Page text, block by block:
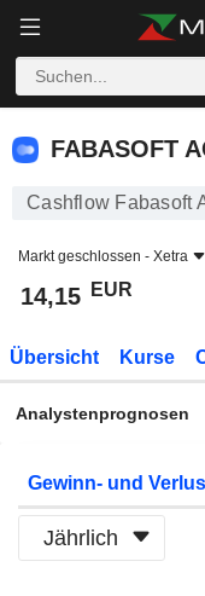
FABASOFT AG
FABASOFT
Cashflow Fabasoft
Markt geschlossen - Xetra
14,15 EUR
Übersicht Kurse
Analystenprognosen
Gewinn- und
Jährlich